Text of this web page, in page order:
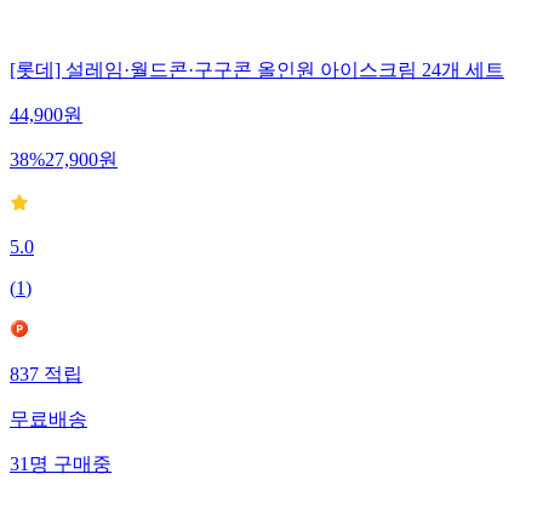
[롯데] 설레임·월드콘·구구콘 올인원 아이스크림 24개 세트
44,900원
38%27,900원
5.0
(1)
837적립
무료배송
31명구매중